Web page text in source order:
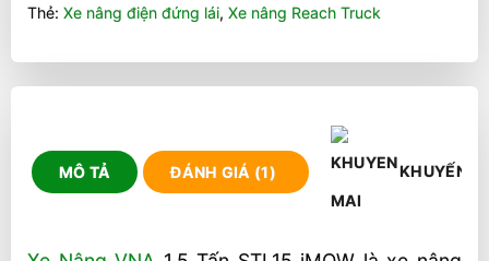
Thẻ: Xe nâng điện đứng lái, Xe nâng Reach Truck
MÔ TẢ ĐÁNH GIÁ (1) KHUYẾN